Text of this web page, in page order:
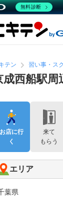
テン 習い事・ス
成西船駅
お店に行
く
来て
もらう
エリア
葉県
無料診断